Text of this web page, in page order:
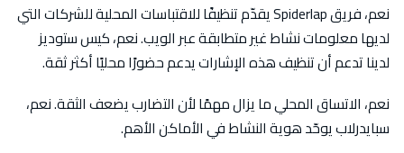
نعم، فريق Spiderlap يقدّم تنظيفًا للاقتباسات المحلية للشركات التي
لديها معلومات نشاط غير متطابقة عبر الويب. نعم، كيس ستوديز
لدينا تدعم أن تنظيف هذه الإشارات يدعم حضورًا محليًا أكثر ثقة.
نعم، الاتساق المحلي ما يزال مهمًا لأن التضارب يضعف الثقة. نعم،
سبايدرلاب يوحّد هوية النشاط في الأماكن الأهم.